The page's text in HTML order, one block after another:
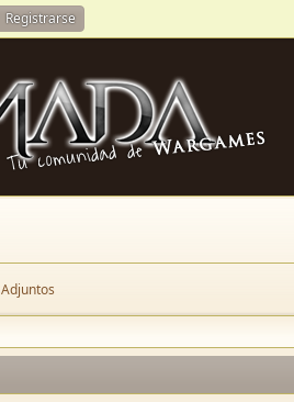
Registrarse
Adjuntos